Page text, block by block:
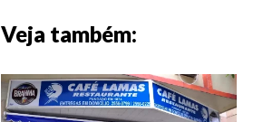
Veja também: